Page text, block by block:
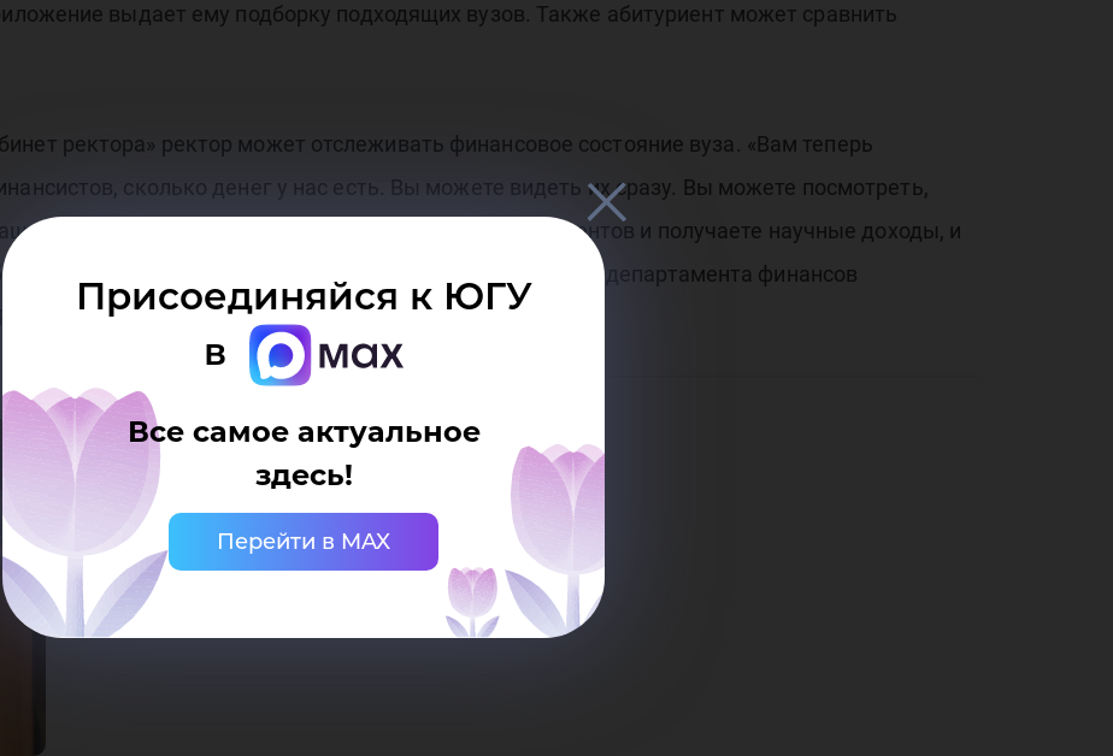
Присоединяйся к ЮГУ
в
Все самое актуальное
здесь!
Перейти в MAX
выдает ему подборку подходящих вузов. Также абитуриент может сравнить
ректора» ректор может отслеживать финансовое состояние вуза. «Вам теперь
сколько денег у нас есть. Вы можете видеть их сразу. Вы можете посмотреть,
основной деятельности, там, где вы готовите студентов и получаете научные доходы, и
на иные цели», – рассказал заместитель директора департамента финансов
Андрей Омельчук.